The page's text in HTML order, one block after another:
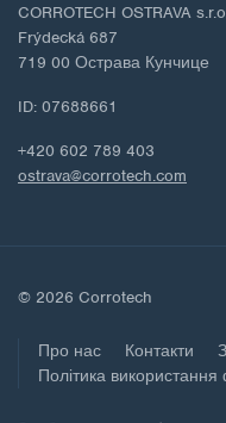
CORROTECH OSTRAVA
Frýdecká 687
719 00 Острава Кунчице
ID: 07688661
+420 602 789 403
ostrava@corrotech.com
© 2026 Corrotech
Про нас Контакти
Політика